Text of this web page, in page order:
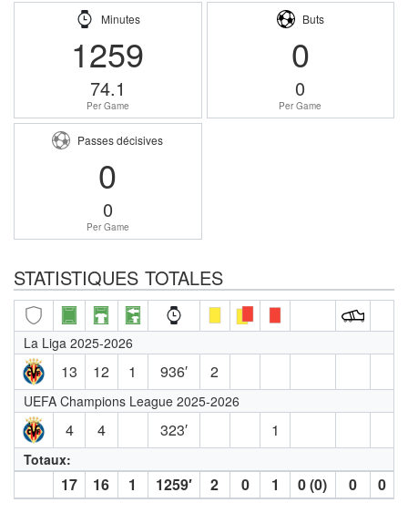
Minutes
1259
74.1
Per Game
Buts
0
0
Per Game
Passes décisives
0
0
Per Game
STATISTIQUES TOTALES
La Liga 2025-2026
13 12 1 936′ 2
UEFA Champions League 2025-2026
4 4 323′ 1
Totaux:
17 16 1 1259′ 2 0 1 0 (0) 0 0